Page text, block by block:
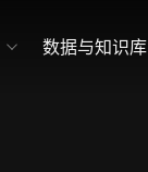
数据与知识库